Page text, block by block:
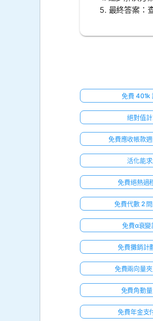
5. 最終答案：
免費 401k
絕對值
免費應收帳款
活化能
免費絕熱過
免費代數 2
免費α衰變
免費攤銷計
免費兩向量
免費角動
免費年金支